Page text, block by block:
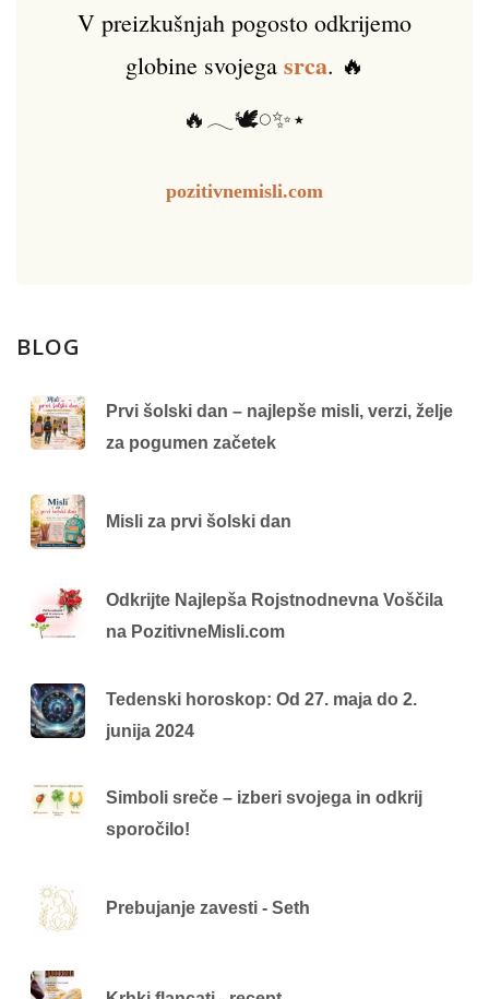
V preizkušnjah pogosto odkrijemo
globine svojega srca. 🔥
🔥𓂃🕊️𓏸✨⋆
pozitivnemisli.com
BLOG
Prvi šolski dan – najlepše misli, verzi, želje
za pogumen začetek
Misli za prvi šolski dan
Odkrijte Najlepša Rojstnodnevna Voščila
na PozitivneMisli.com
Tedenski horoskop: Od 27. maja do 2.
junija 2024
Simboli sreče – izberi svojega in odkrij
sporočilo!
Prebujanje zavesti - Seth